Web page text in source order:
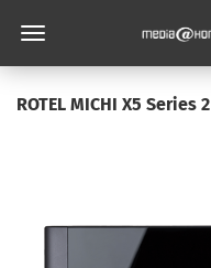
ROTEL MICHI X5 Series 2